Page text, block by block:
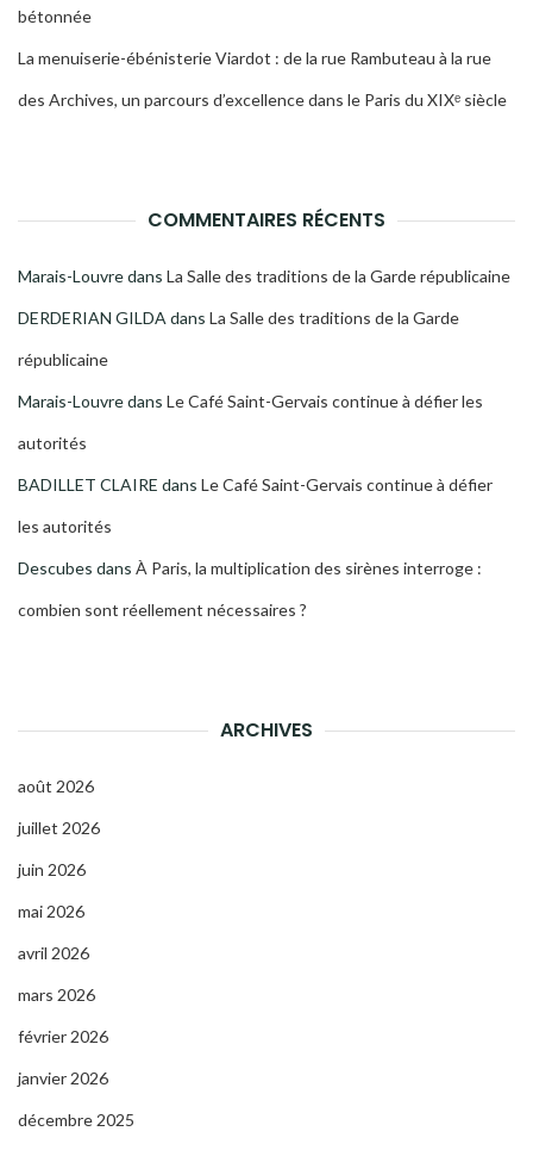
bétonnée
La menuiserie-ébénisterie Viardot : de la rue Rambuteau à la rue
des Archives, un parcours d’excellence dans le Paris du XIXᵉ siècle
COMMENTAIRES RÉCENTS
Marais-Louvredans La Salle des traditions de la Garde républicaine
DERDERIAN GILDA dans La Salle des traditions de la Garde
républicaine
Marais-Louvredans Le Café Saint-Gervais continue à défier les
autorités
BADILLET CLAIRE dans Le Café Saint-Gervais continue à défier
les autorités
Descubes dans À Paris, la multiplication des sirènes interroge :
combien sont réellement nécessaires ?
ARCHIVES
août 2026
juillet 2026
juin 2026
mai 2026
avril 2026
mars 2026
février 2026
janvier 2026
décembre 2025